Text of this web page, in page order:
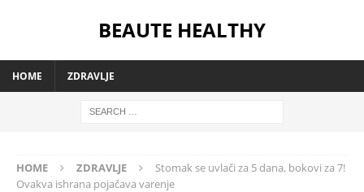
BEAUTE HEALTHY
HOME ZDRAVLJE
HOME ZDRAVLJE
Stomak se uvlači za 5 dana, bokovi za 7!
Ovakva ishrana pojačava varenje